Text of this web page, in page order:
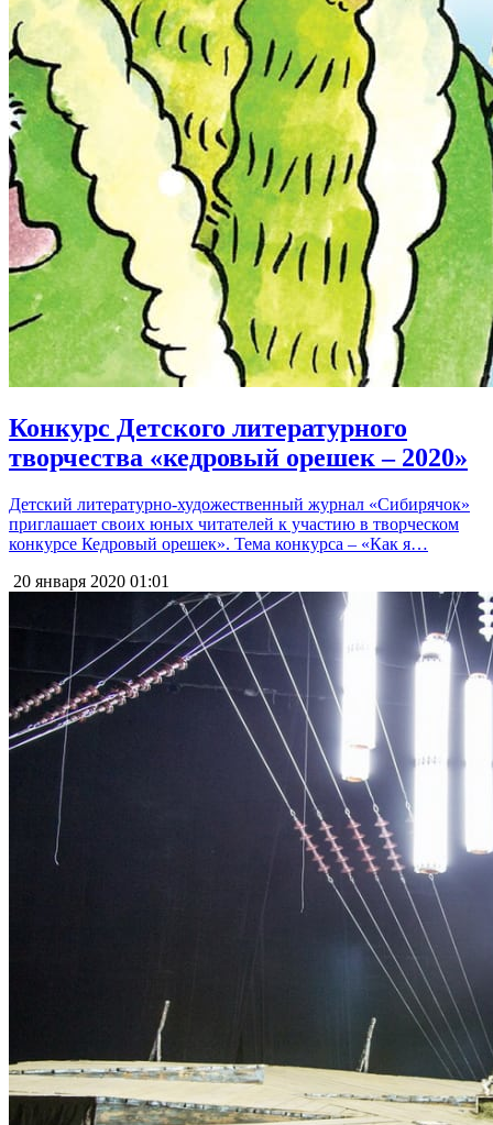
Конкурс Детского литературного
творчества «кедровый орешек – 2020»
Детский литературно-художественный журнал «Сибирячок»
приглашает своих юных читателей к участию в творческом
конкурсе Кедровый орешек». Тема конкурса – «Как я…
20 января 2020 01:01